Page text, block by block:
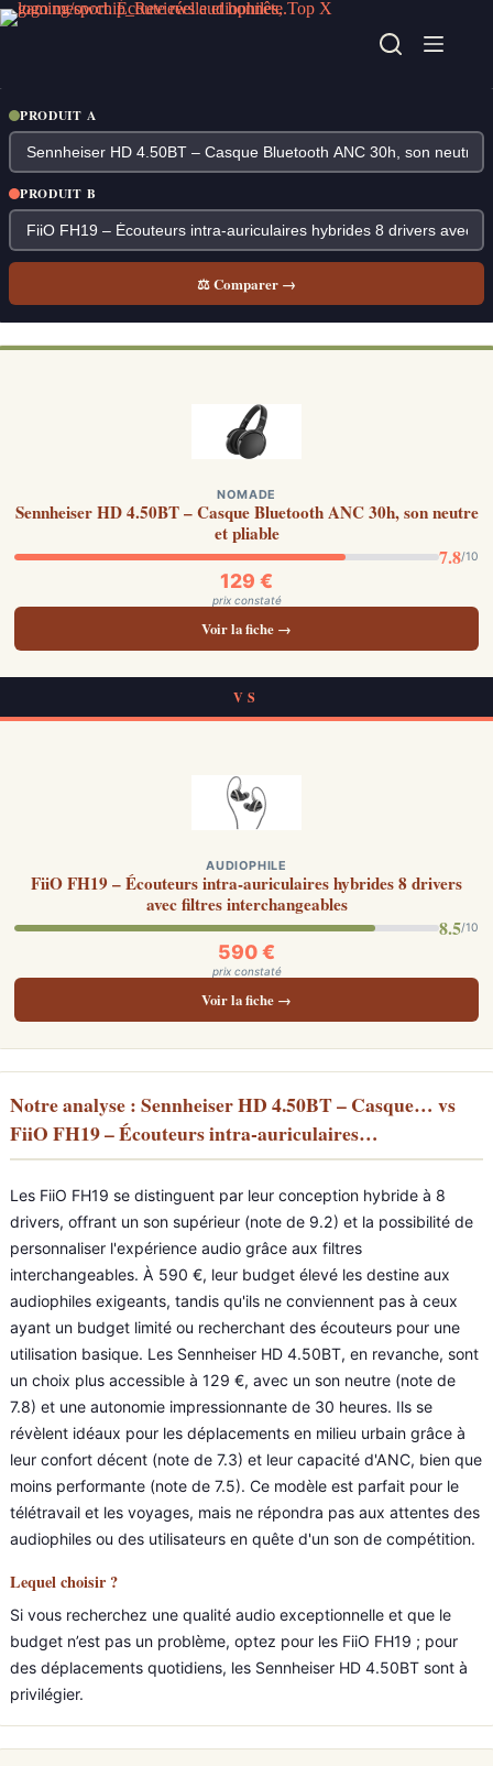
Passer
au
PRODUIT A
PRODUIT B
⚖ Comparer →
NOMADE
Sennheiser HD 4.50BT – Casque Bluetooth ANC 30h, son neutre
et pliable
7.8/10
129 €
prix constaté
Voir la fiche →
VS
AUDIOPHILE
FiiO FH19 – Écouteurs intra-auriculaires hybrides 8 drivers
avec filtres interchangeables
8.5/10
590 €
prix constaté
Voir la fiche →
Notre analyse : Sennheiser HD 4.50BT – Casque… vs
FiiO FH19 – Écouteurs intra-auriculaires…
Les FiiO FH19 se distinguent par leur conception hybride à 8
drivers, offrant un son supérieur (note de 9.2) et la possibilité de
personnaliser l'expérience audio grâce aux filtres
interchangeables. À 590 €, leur budget élevé les destine aux
audiophiles exigeants, tandis qu'ils ne conviennent pas à ceux
ayant un budget limité ou recherchant des écouteurs pour une
utilisation basique. Les Sennheiser HD 4.50BT, en revanche, sont
un choix plus accessible à 129 €, avec un son neutre (note de
7.8) et une autonomie impressionnante de 30 heures. Ils se
révèlent idéaux pour les déplacements en milieu urbain grâce à
leur confort décent (note de 7.3) et leur capacité d'ANC, bien que
moins performante (note de 7.5). Ce modèle est parfait pour le
télétravail et les voyages, mais ne répondra pas aux attentes des
audiophiles ou des utilisateurs en quête d'un son de compétition.
Lequel choisir ?
Si vous recherchez une qualité audio exceptionnelle et que le
budget n’est pas un problème, optez pour les FiiO FH19 ; pour
des déplacements quotidiens, les Sennheiser HD 4.50BT sont à
privilégier.